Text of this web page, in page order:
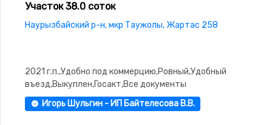
Участок 38.0 соток
Наурызбайский р-н, мкр Таужолы, Жартас 258
2021 г.п.,Удобно под коммерцию,Ровный,Удобный
въезд,Выкуплен,Госакт,Все документы
Игорь Шульгин - ИП Байтелесова В.В.